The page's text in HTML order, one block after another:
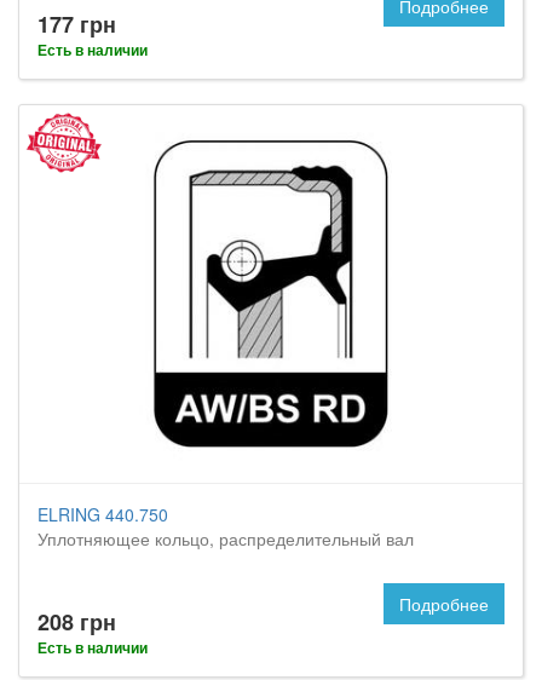
177 грн
Есть в наличии
Подробнее
ELRING 440.750
Уплотняющее кольцо, распределительный вал
208 грн
Есть в наличии
Подробнее